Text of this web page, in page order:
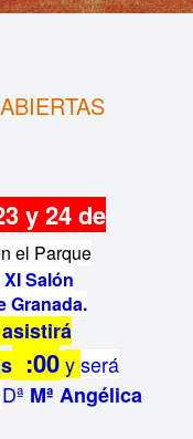
y 24 de
el Parque
XI Salón
Granada.
:00yserá
Dª Mª Angélica